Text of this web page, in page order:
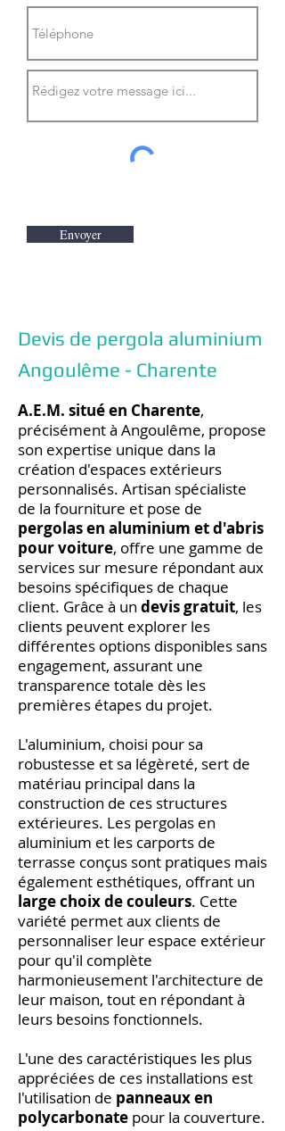
Envoyer
Devis de pergola aluminium
Angoulême - Charente
A.E.M. situé en Charente,
précisément à Angoulême, propose
son expertise unique dans la
création d'espaces extérieurs
personnalisés. Artisan spécialiste
de la fourniture et pose de
pergolas en aluminium et d'abris
pour voiture, offre une gamme de
services sur mesure répondant aux
besoins spécifiques de chaque
client. Grâce à un devis gratuit, les
clients peuvent explorer les
différentes options disponibles sans
engagement, assurant une
transparence totale dès les
premières étapes du projet.
L'aluminium, choisi pour sa
robustesse et sa légèreté, sert de
matériau principal dans la
construction de ces structures
extérieures. Les pergolas en
aluminium et les carports de
terrasse conçus sont pratiques mais
également esthétiques, offrant un
large choix de couleurs. Cette
variété permet aux clients de
personnaliser leur espace extérieur
pour qu'il complète
harmonieusement l'architecture de
leur maison, tout en répondant à
leurs besoins fonctionnels.
L'une des caractéristiques les plus
appréciées de ces installations est
l'utilisation de panneaux en
polycarbonate pour la couverture.